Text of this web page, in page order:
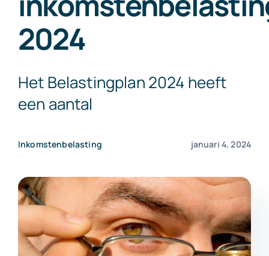
Exact Online
2024
Het Belastingplan 2024 heeft
een aantal
Inkomstenbelasting januari 4, 2024